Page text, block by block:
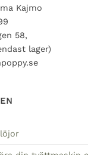
Kajmo
58,
lager)